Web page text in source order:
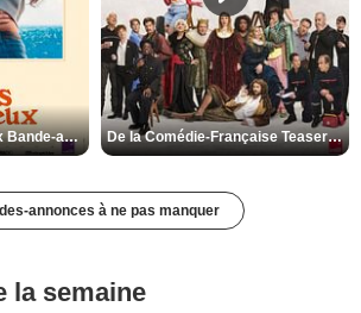
Les Matins merveilleux Bande-annonce VF De la Comédie-Française Teaser VF
annonces à ne pas manquer
la semaine